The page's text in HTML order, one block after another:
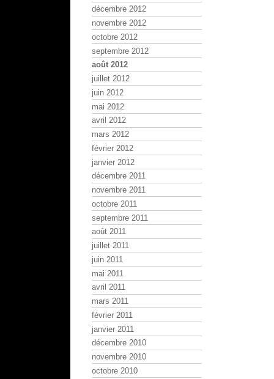
décembre 2012
novembre 2012
octobre 2012
septembre 2012
août 2012
juillet 2012
juin 2012
mai 2012
avril 2012
mars 2012
février 2012
janvier 2012
décembre 2011
novembre 2011
octobre 2011
septembre 2011
août 2011
juillet 2011
juin 2011
mai 2011
avril 2011
mars 2011
février 2011
janvier 2011
décembre 2010
novembre 2010
octobre 2010